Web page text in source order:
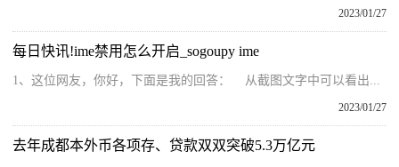
2023/01/27
每日快讯!ime禁用怎么开启_sogoupy ime
1、这位网友，你好，下面是我的回答： 从截图文字中可以看出...
2023/01/27
去年成都本外币各项存、贷款双双突破5.3万亿元